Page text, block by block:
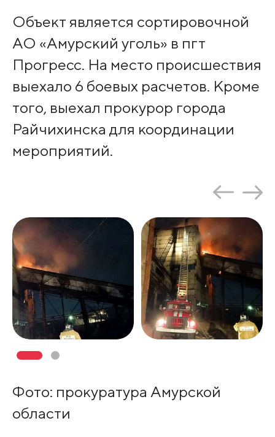
Объект является сортировочной
АО «Амурский уголь» в пгт
Прогресс. На место происшествия
выехало 6 боевых расчетов. Кроме
того, выехал прокурор города
Райчихинска для координации
мероприятий.
Фото: прокуратура Амурской
области